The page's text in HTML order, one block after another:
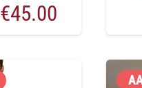
Oorspronkelijke
prijs
€119.90.
€45.00
prijs
€45.00.